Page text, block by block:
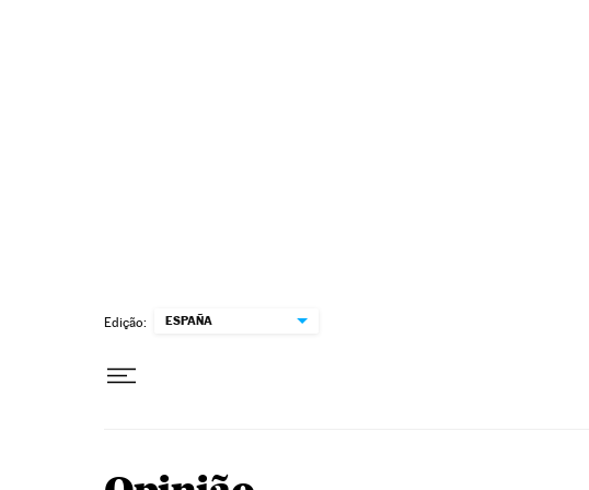
Edição: ESPAÑA